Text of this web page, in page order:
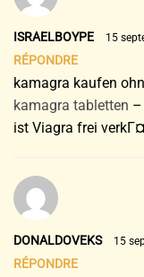
ISRAELBOYPE 15
RÉPONDRE
kamagra kaufen
kamagra tabletten –
ist Viagra frei
DONALDOVEKS 15
RÉPONDRE